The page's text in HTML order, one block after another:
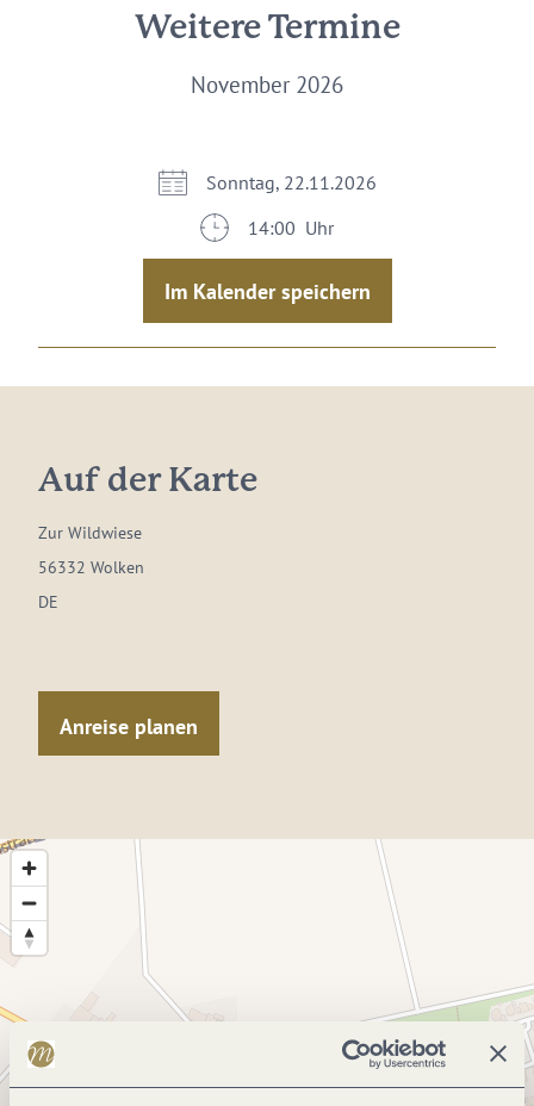
Weitere Termine
November 2026
Sonntag, 22.11.2026
14:00 Uhr
Im Kalender speichern
Auf der Karte
Zur Wildwiese
56332 Wolken
DE
Anreise planen